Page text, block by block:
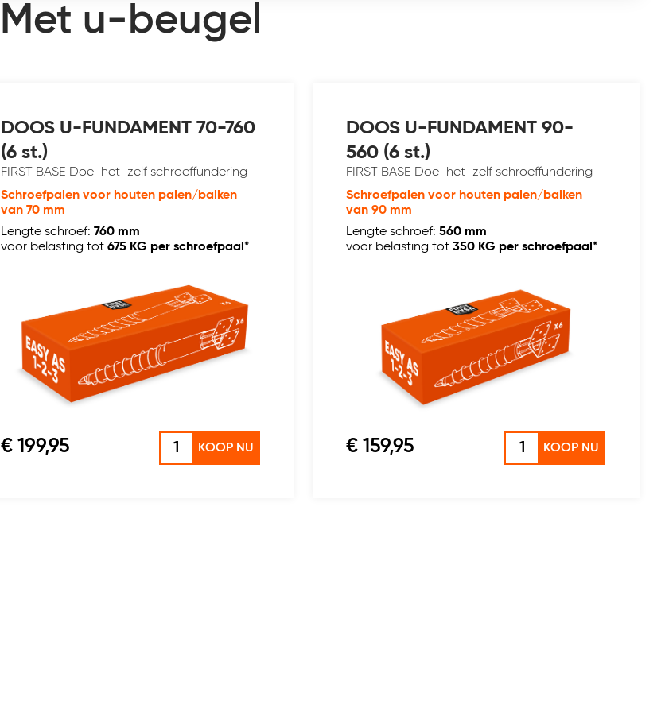
Met u-beugel
DOOS U-FUNDAMENT 70-760
(6 st.)
FIRST BASE Doe-het-zelf schroeffundering
Schroefpalen voor houten palen/balken
van 70 mm
Lengte schroef: 760 mm
voor belasting tot 675 KG per schroefpaal*
€ 199,95 KOOP NU
DOOS U-FUNDAMENT 90-
560 (6 st.)
FIRST BASE Doe-het-zelf schroeffundering
Schroefpalen voor houten palen/balken
van 90 mm
Lengte schroef:560 mm
voor belasting tot350 KG per schroefpaal*
€ 159,95 KOOP NU